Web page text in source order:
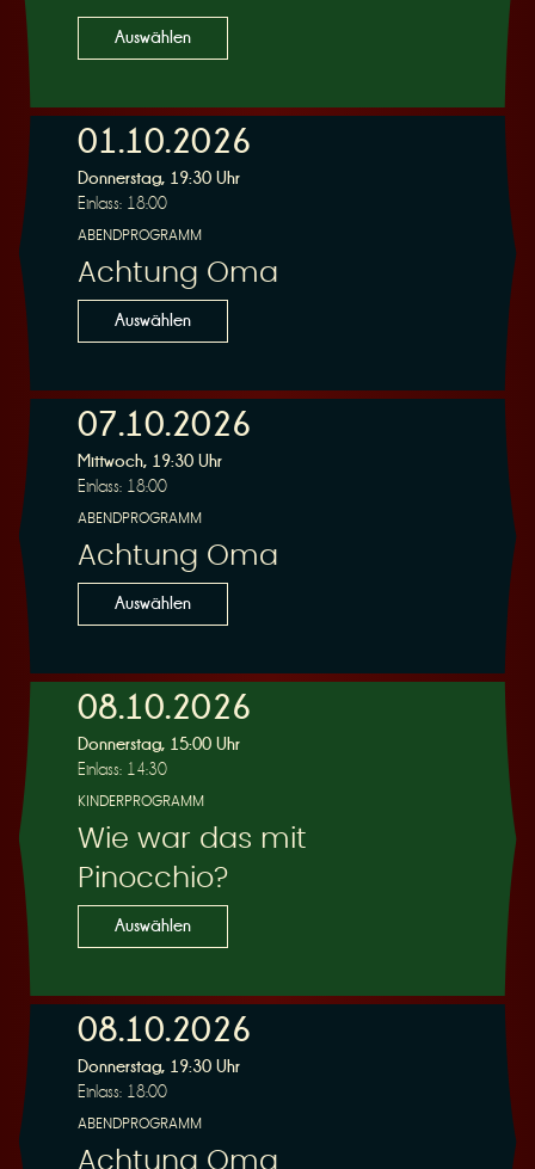
e
r
v
i
e
r
u
Auswählen
01.10.2026
Donnerstag, 19:30 Uhr
Einlass: 18:00
ABENDPROGRAMM
Achtung Oma
Auswählen
07.10.2026
Mittwoch, 19:30 Uhr
Einlass: 18:00
ABENDPROGRAMM
Achtung Oma
Auswählen
08.10.2026
Donnerstag, 15:00 Uhr
Einlass: 14:30
KINDERPROGRAMM
Wie war das mit
Pinocchio?
Auswählen
08.10.2026
Donnerstag, 19:30 Uhr
Einlass: 18:00
ABENDPROGRAMM
Achtung Oma